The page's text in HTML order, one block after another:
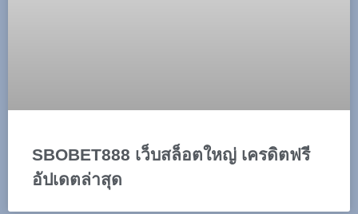
SBOBET888 เว็บสล็อตใหญ่ เครดิตฟรี
อัปเดตล่าสุด